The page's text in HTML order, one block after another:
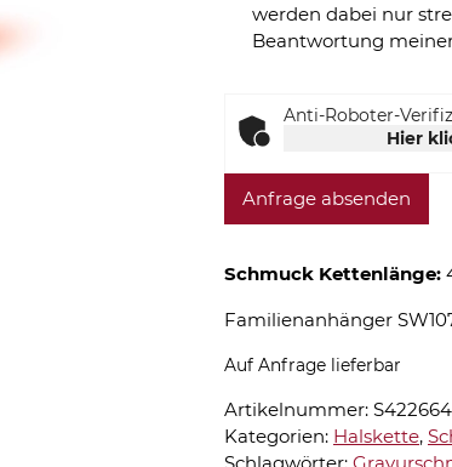
werden dabei nur
Beantwortung
Anti-Roboter-
Hier
Anfrage absenden
Schmuck Kettenlänge:
Familienanhänger
Auf Anfrage lieferbar
Artikelnummer: S422664
Kategorien: Halskette,